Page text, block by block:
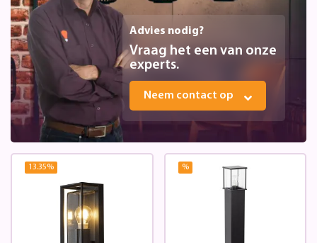
Advies nodig?
Vraag het een van onze
experts.
Neem contact op
13.35% %